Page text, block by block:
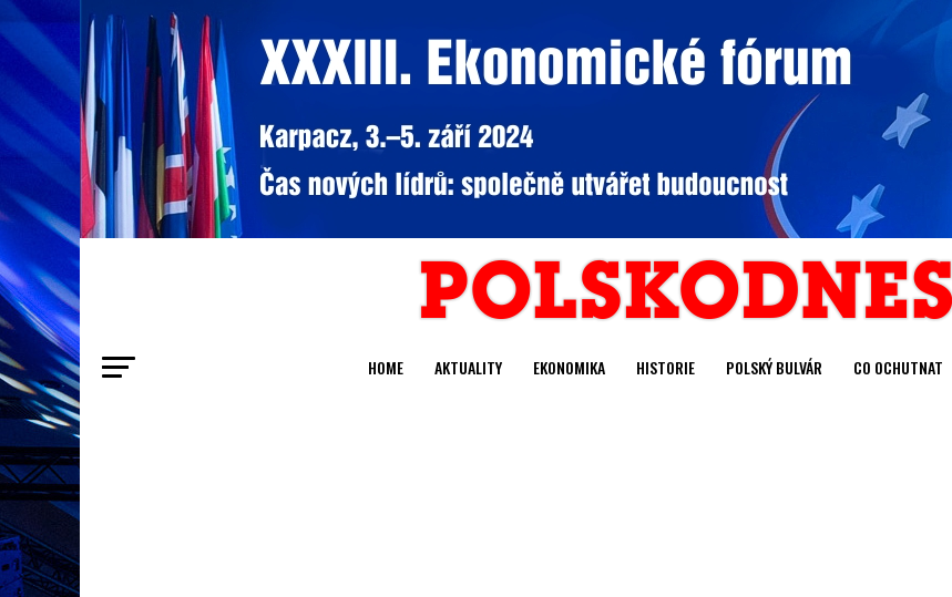
HOME AKTUALITY EKONOMIKA HISTORIE POLSKÝ BULVÁR CO OCHUTNAT